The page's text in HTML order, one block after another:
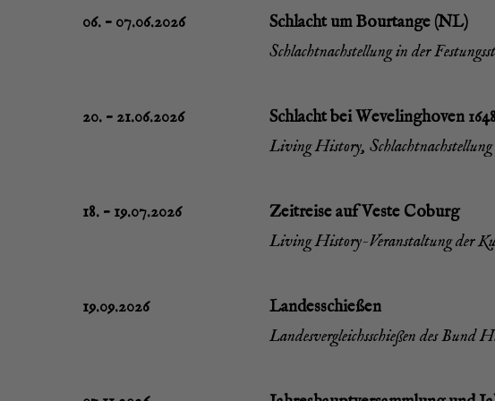
06. – 07.06.2026
Schlacht um Bour­tan­ge (NL)
Schlacht­nach­stel­lung in der
20. – 21.06.2026
Schlacht bei Weve­ling­ho­ven
Living Histo­ry,
18. – 19.07.2026
Zeit­rei­se auf Ves­te Coburg
Living Histo­ry-Ver­an­stal­tung der
19.09.2026
Lan­des­schie­ßen
Lan­des­ver­gleichs­schie­ßen des